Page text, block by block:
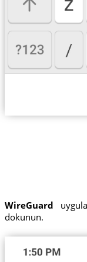
WireGuard
dokunun.